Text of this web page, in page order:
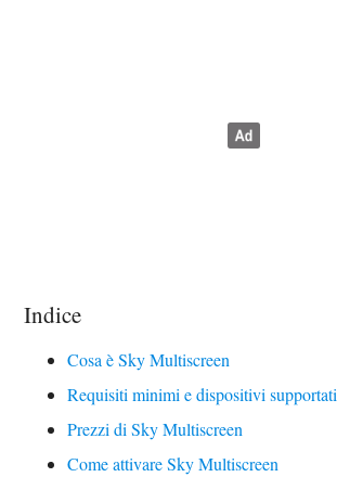
Indice
Cosa è Sky Multiscreen
Requisiti minimi e dispositivi supportati
Prezzi di Sky Multiscreen
Come attivare Sky Multiscreen